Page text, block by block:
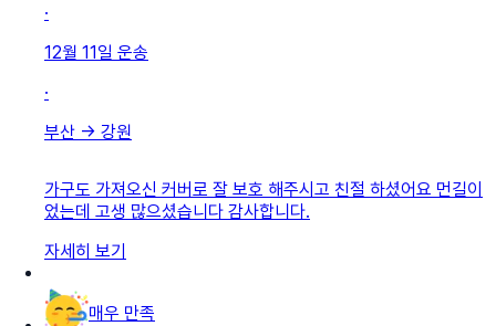
·
12월 11일 운송
·
부산 → 강원
가구도 가져오신 커버로 잘 보호 해주시고 친절 하셨어요 먼길이
었는데 고생 많으셨습니다 감사합니다.
자세히 보기
매우 만족